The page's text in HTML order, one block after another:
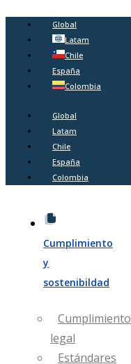
Global
Latam
Chile
España
Colombia
Global
Latam
Chile
España
Colombia
Cumplimiento
y
sostenibildad
Cumplimiento
legal
Estándares